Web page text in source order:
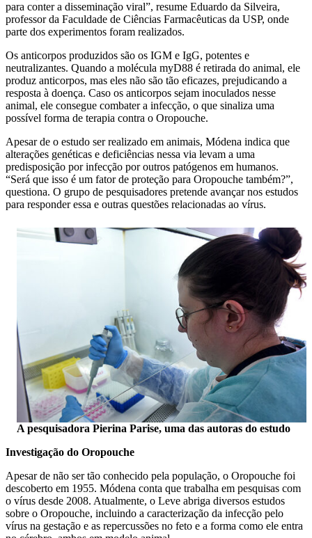
para conter a disseminação viral”, resume Eduardo da Silveira,
professor da Faculdade de Ciências Farmacêuticas da USP, onde
parte dos experimentos foram realizados.
Os anticorpos produzidos são os IGM e IgG, potentes e
neutralizantes. Quando a molécula myD88 é retirada do animal, ele
produz anticorpos, mas eles não são tão eficazes, prejudicando a
resposta à doença. Caso os anticorpos sejam inoculados nesse
animal, ele consegue combater a infecção, o que sinaliza uma
possível forma de terapia contra o Oropouche.
Apesar de o estudo ser realizado em animais, Módena indica que
alterações genéticas e deficiências nessa via levam a uma
predisposição por infecção por outros patógenos em humanos.
“Será que isso é um fator de proteção para Oropouche também?”,
questiona. O grupo de pesquisadores pretende avançar nos estudos
para responder essa e outras questões relacionadas ao vírus.
A pesquisadora Pierina Parise, uma das autoras do estudo
Investigação do Oropouche
Apesar de não ser tão conhecido pela população, o Oropouche foi
descoberto em 1955. Módena conta que trabalha em pesquisas com
o vírus desde 2008. Atualmente, o Leve abriga diversos estudos
sobre o Oropouche, incluindo a caracterização da infecção pelo
vírus na gestação e as repercussões no feto e a forma como ele entra